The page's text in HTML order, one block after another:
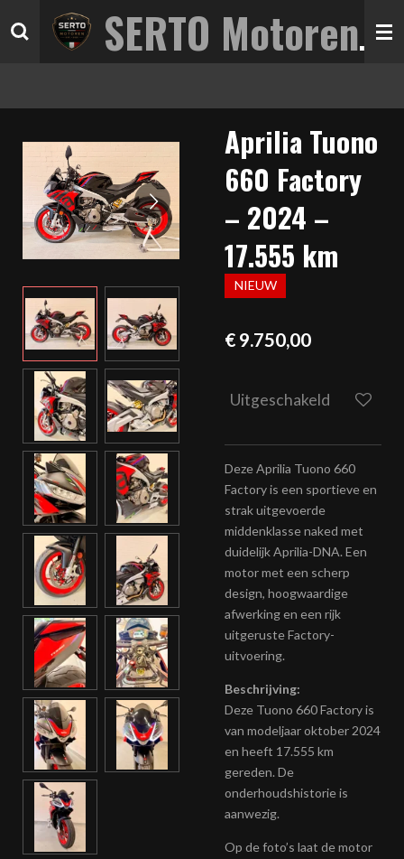
direct
SERTO Motoren
Aprilia Tuono
660 Factory
– 2024 –
17.555 km
NIEUW
€ 9.750,00
Uitgeschakeld
Deze Aprilia Tuono 660
Factory is een sportieve en
strak uitgevoerde
middenklasse naked met
duidelijk Aprilia-DNA. Een
motor met een scherp
design, hoogwaardige
afwerking en een rijk
uitgeruste Factory-
uitvoering.
Beschrijving:
Deze Tuono 660 Factory is
van modeljaar oktober 2024
en heeft 17.555 km
gereden. De
onderhoudshistorie is
aanwezig.
Op de foto’s laat de motor